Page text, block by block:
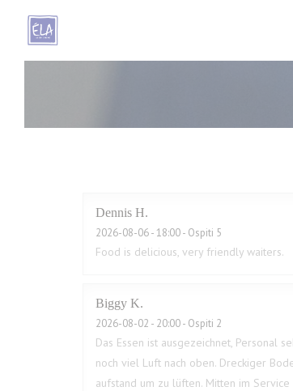
Personalizzazione delle tue scelte sui cookie
Dennis H
2026-08-06- 18:00 - Ospiti 5
Food is delicious, very friendly waiters.
Biggy K
2026-08-02 - 20:00 - Ospiti 2
Das Essen ist ausgezeichnet, Personal
noch viel Luft nach oben. Dreckiger
aufstand um zu lüften. Mitten im